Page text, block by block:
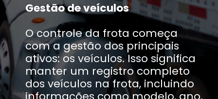
Gestão de veículos
O controle da frota começa
com a gestão dos principais
ativos: os veículos. Isso significa
manter um registro completo
dos veículos na frota, incluindo